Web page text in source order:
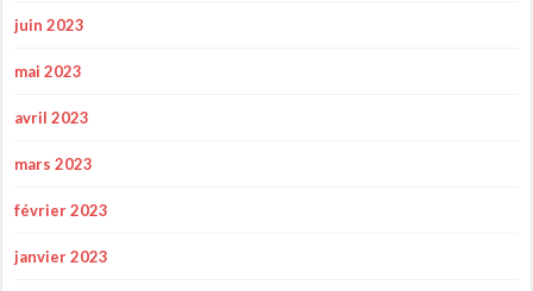
juin 2023
mai 2023
avril 2023
mars 2023
février 2023
janvier 2023